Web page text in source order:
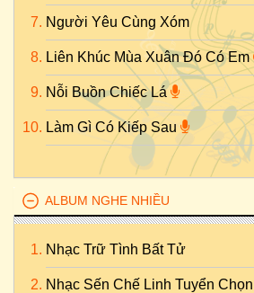
Người Yêu Cùng Xóm
Liên Khúc Mùa Xuân Đó Có Em
Nỗi Buồn Chiếc Lá
Làm Gì Có Kiếp Sau
ALBUM NGHE NHIỀU
Nhạc Trữ Tình Bất Tử
Nhạc Sến Chế Linh Tuyển Chọn